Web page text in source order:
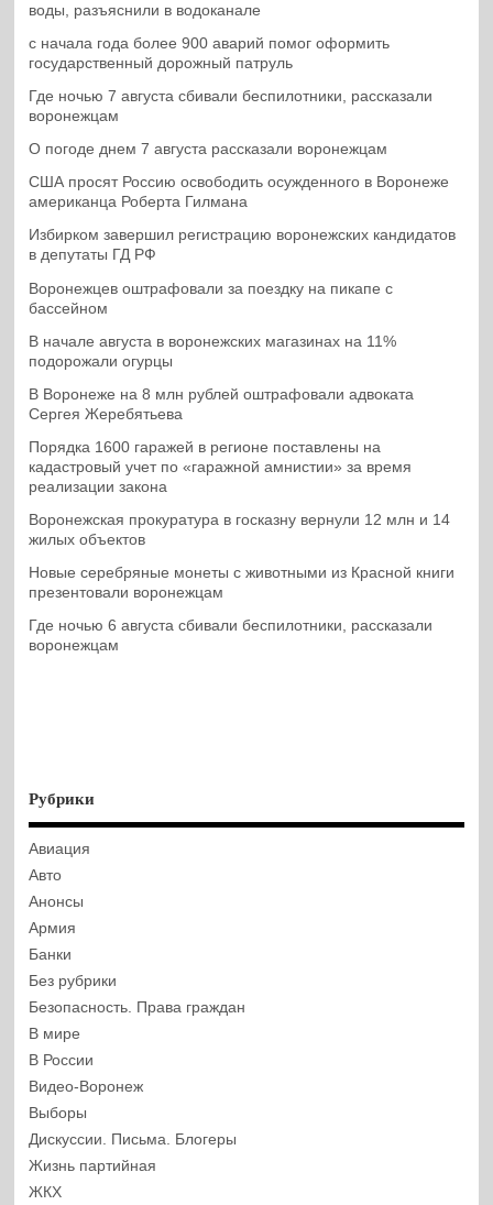
воды, разъяснили в водоканале
с начала года более 900 аварий помог оформить
государственный дорожный патруль
Где ночью 7 августа сбивали беспилотники, рассказали
воронежцам
О погоде днем 7 августа рассказали воронежцам
США просят Россию освободить осужденного в Воронеже
американца Роберта Гилмана
Избирком завершил регистрацию воронежских кандидатов
в депутаты ГД РФ
Воронежцев оштрафовали за поездку на пикапе с
бассейном
В начале августа в воронежских магазинах на 11%
подорожали огурцы
В Воронеже на 8 млн рублей оштрафовали адвоката
Сергея Жеребятьева
Порядка 1600 гаражей в регионе поставлены на
кадастровый учет по «гаражной амнистии» за время
реализации закона
Воронежская прокуратура в госказну вернули 12 млн и 14
жилых объектов
Новые серебряные монеты с животными из Красной книги
презентовали воронежцам
Где ночью 6 августа сбивали беспилотники, рассказали
воронежцам
Рубрики
Авиация
Авто
Анонсы
Армия
Банки
Без рубрики
Безопасность. Права граждан
В мире
В России
Видео-Воронеж
Выборы
Дискуссии. Письма. Блогеры
Жизнь партийная
ЖКХ